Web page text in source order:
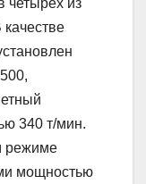
340 т/мин.
режиме
мощностью